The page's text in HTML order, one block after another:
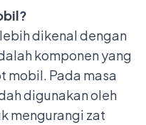
dikenal dengan
komponen yang
mobil. Pada masa
digunakan oleh
mengurangi zat